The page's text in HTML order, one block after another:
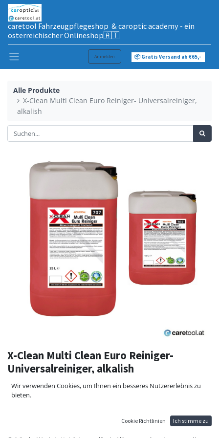
caretool Fahrzeugpflegeshop & caroptic academy - ein
österreichischer Onlineshop🇦🇹
Anmelden 📦 Gratis Versand ab €65,-
Alle Produkte
X-Clean Multi Clean Euro Reiniger- Universalreiniger,
alkalish
X-Clean Multi Clean Euro Reiniger-
Universalreiniger, alkalish
Multi Clean ist ein sehr wirkungsvoller, universell einsetzbarer,
alkalischer Reiniger auf der Basis nichtionischer Tenside. Die
organisch gebundenen Halogenverbindungen (AOX).
Wir verwenden Cookies, um Ihnen ein besseres Nutzererlebnis zu
bieten.
Cookie Richtlinien Ich stimme zu